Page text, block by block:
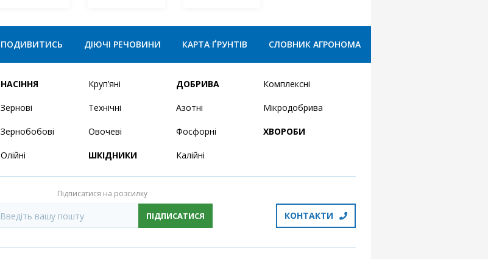
ПОДИВИТИСЬ ДІЮЧІ РЕЧОВИНИ КАРТА ҐРУНТІВ СЛОВНИК АГРОНОМА
НАСІННЯ
Зернові
Зернобобові
Олійні
Круп’яні
Технічні
Овочеві
ШКІДНИКИ
ДОБРИВА
Азотні
Фосфорні
Калійні
Комплексні
Мікродобрива
ХВОРОБИ
Підписатися на розсилку
ПІДПИСАТИСЯ КОНТАКТИ